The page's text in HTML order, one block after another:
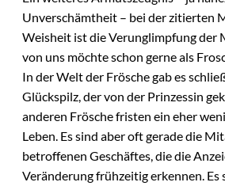
Unverschämtheit – bei der zitierten
Weisheit ist die Verunglimpfung der
von uns möchte schon gerne als
In der Welt der Frösche gab es
Glückspilz, der von der Prinzessin
anderen Frösche fristen ein eher
Leben. Es sind aber oft gerade die
betroffenen Geschäftes, die die
Veränderung frühzeitig erkennen. Es